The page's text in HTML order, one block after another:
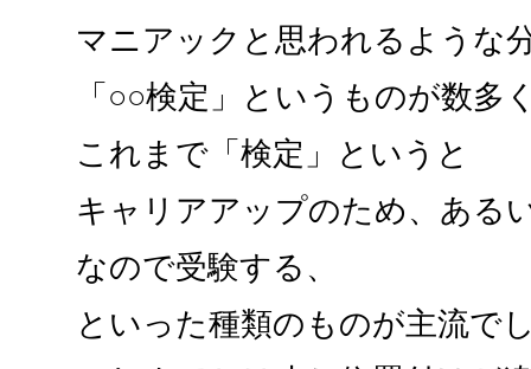
マニアックと思われるような
「○○検定」というものが数多
これまで「検定」というと
キャリアアップのため、ある
なので受験する、
といった種類のものが主流で